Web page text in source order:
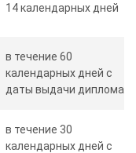
14 календарных дней
в течение 60
календарных дней с
даты выдачи диплома
в течение 30
календарных дней с